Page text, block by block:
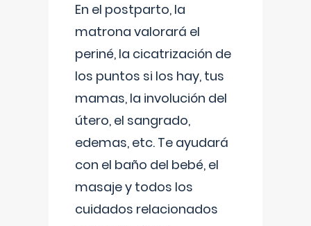
En el postparto, la
matrona valorará el
periné, la cicatrización de
los puntos si los hay, tus
mamas, la involución del
útero, el sangrado,
edemas, etc. Te ayudará
con el baño del bebé, el
masaje y todos los
cuidados relacionados